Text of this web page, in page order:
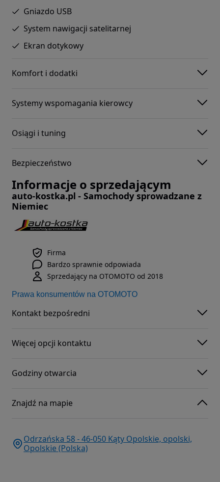
Gniazdo USB
System nawigacji satelitarnej
Ekran dotykowy
Komfort i dodatki
Systemy wspomagania kierowcy
Osiągi i tuning
Bezpieczeństwo
Informacje o sprzedającym
auto-kostka.pl - Samochody sprowadzane z
Niemiec
Firma
Bardzo sprawnie odpowiada
Sprzedający na OTOMOTO od 2018
Prawa konsumentów na OTOMOTO
Kontakt bezpośredni
Więcej opcji kontaktu
Godziny otwarcia
Znajdź na mapie
Odrzańska 58 - 46-050 Kąty Opolskie, opolski,
Opolskie (Polska)